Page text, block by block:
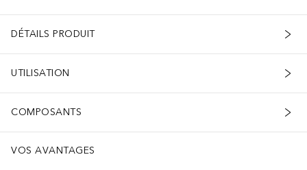
DÉTAILS PRODUIT
UTILISATION
COMPOSANTS
VOS AVANTAGES